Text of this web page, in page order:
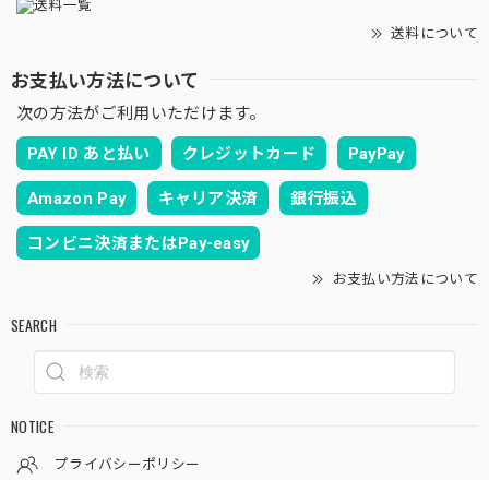
送料について
お支払い方法について
次の方法がご利用いただけます。
PAY ID あと払い クレジットカード PayPay
Amazon Pay キャリア決済 銀行振込
コンビニ決済またはPay-easy
お支払い方法について
SEARCH
NOTICE
プライバシーポリシー